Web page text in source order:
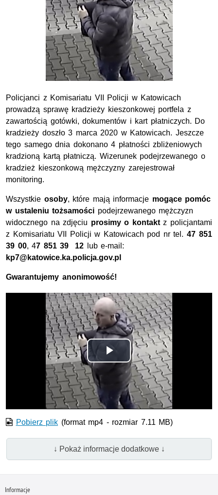
Policjanci z Komisariatu VII Policji w Katowicach
prowadzą sprawę kradzieży kieszonkowej portfela z
zawartością gotówki, dokumentów i kart płatniczych. Do
kradzieży doszło 3 marca 2020 w Katowicach. Jeszcze
tego samego dnia dokonano 4 płatności zbliżeniowych
kradzioną kartą płatniczą. Wizerunek podejrzewanego o
kradzież kieszonkową mężczyzny zarejestrował
monitoring.
Wszystkie osoby, które mają informacje mogące pomóc
w ustaleniu tożsamości podejrzewanego mężczyzn
widocznego na zdjęciu prosimy o kontaktz policjantami
z Komisariatu VII Policji w Katowicach pod nr tel.47 851
39 00, 47 851 39 12 lub e-mail:
kp7@katowice.ka.policja.gov.pl
Gwarantujemy anonimowość!
Odtwórz
wideo
Pobierz plik (format mp4 - rozmiar 7.11 MB)
↓ Pokaż informacje dodatkowe ↓
Informacje